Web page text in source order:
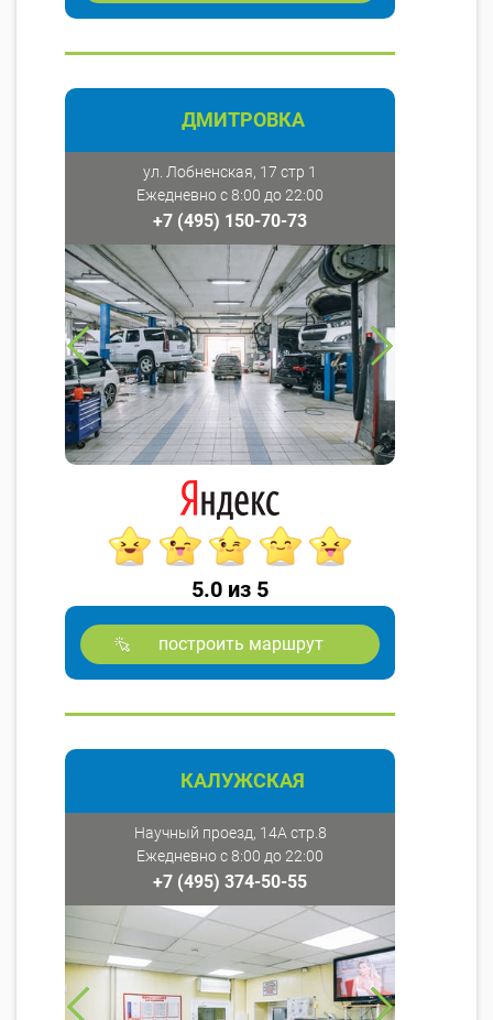
ДМИТРОВКА
ул. Лобненская, 17 стр 1
Ежедневно с 8:00 до 22:00
+7 (495) 150-70-73
5.0 из 5
построить маршрут
КАЛУЖСКАЯ
Научный проезд, 14А стр.8
Ежедневно с 8:00 до 22:00
+7 (495) 374-50-55